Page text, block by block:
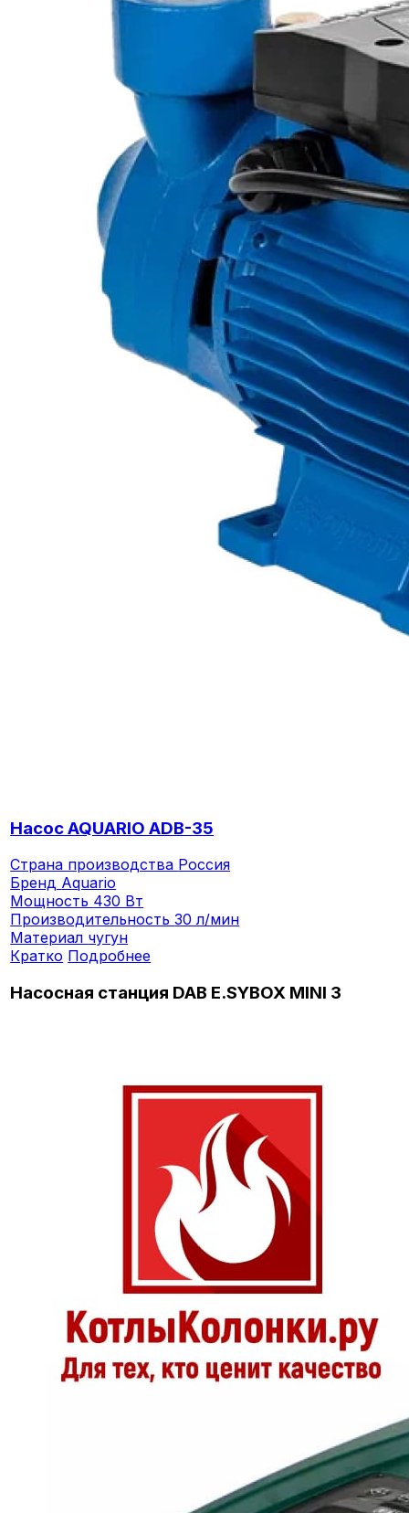
Насос AQUARIO ADB-35
Страна производства Россия
Бренд Aquario
Мощность 430 Вт
Производительность30 л/мин
Материал чугун
Кратко Подробнее
Насосная станция DAB E.SYBOX MINI 3